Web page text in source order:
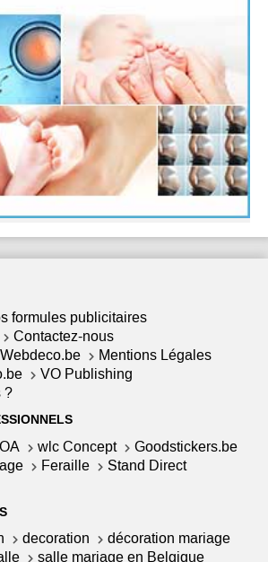
formules publicitaires
Contactez-nous
Mentions Légales
VO Publishing
?
wlc Concept
Goodstickers.be
Feraille
Stand Direct
decoration
décoration mariage
salle mariage en Belgique